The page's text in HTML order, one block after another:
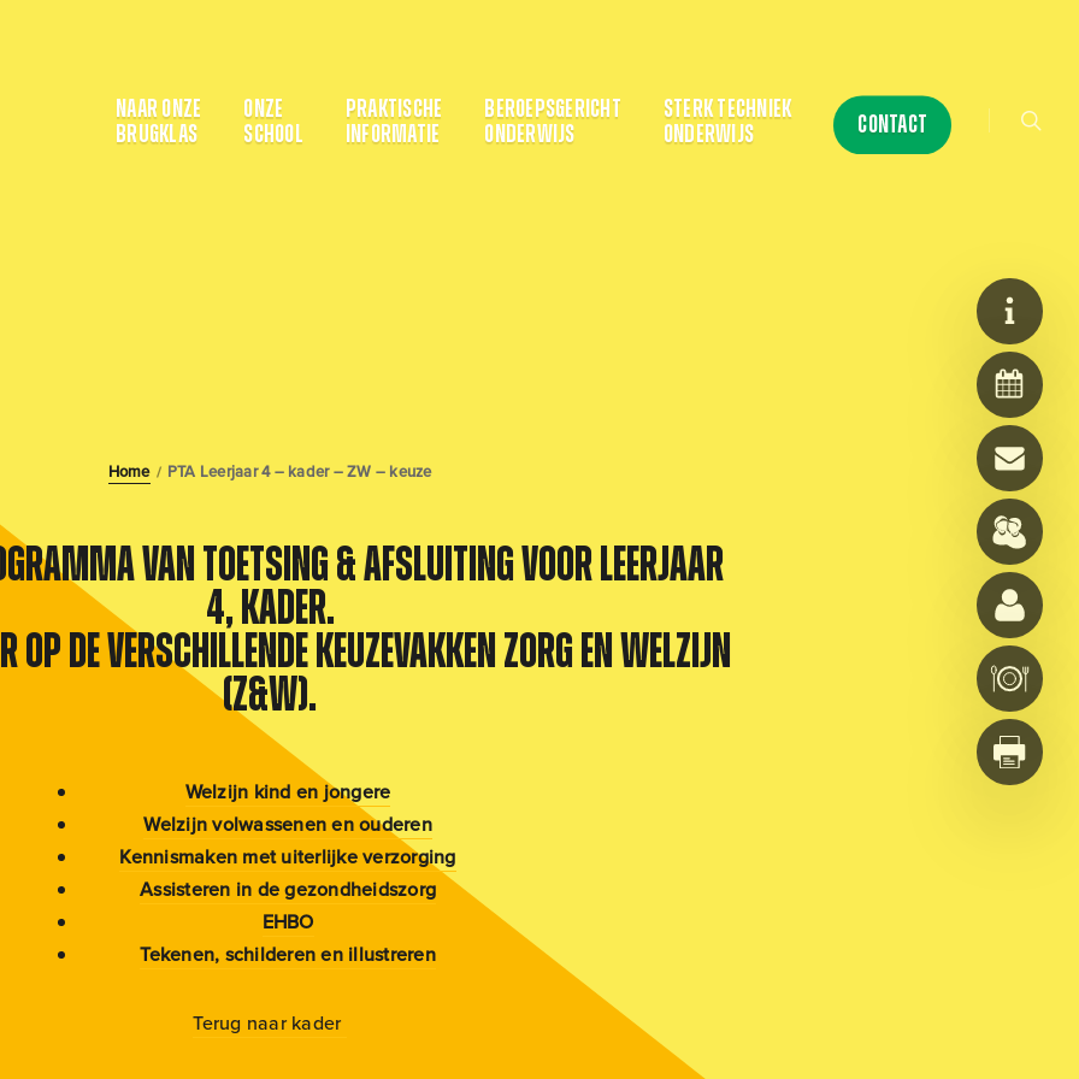
NAAR ONZE
BRUGKLAS
ONZE
SCHOOL
PRAKTISCHE
INFORMATIE
BEROEPSGERICHT
ONDERWIJS
STERK TECHNIEK
ONDERWIJS
CONTACT
Home / PTA Leerjaar 4 – kader – ZW – keuze
van Toetsing & Afsluiting voor leerjaar
4, kader.
op de verschillende keuzevakken Zorg en Welzijn
(Z&W).
Welzijn kind en jongere
Welzijn volwassenen en ouderen
Kennismaken met uiterlijke verzorging
Assisteren in de gezondheidszorg
EHBO
Tekenen, schilderen en illustreren
Terug naar kader